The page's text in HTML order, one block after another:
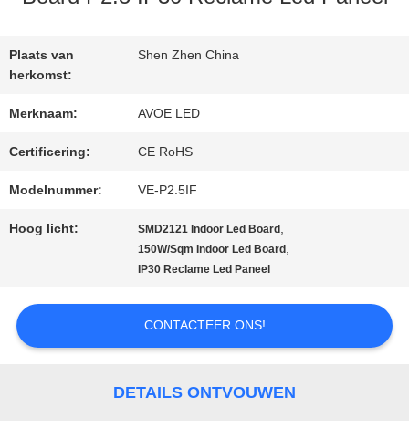
KWALITEITSCONTROLE
NEEM
CONTACT
MET
ONS
OP
NIEUWS
Plaats van
herkomst:
Shen Zhen China
Merknaam: AVOE LED
Certificering: CE RoHS
Modelnummer: VE-P2.5IF
Hoog licht: SMD2121 Indoor Led Board ,
150W/Sqm Indoor Led Board ,
IP30 Reclame Led Paneel
CONTACTEER ONS!
DETAILS ONTVOUWEN